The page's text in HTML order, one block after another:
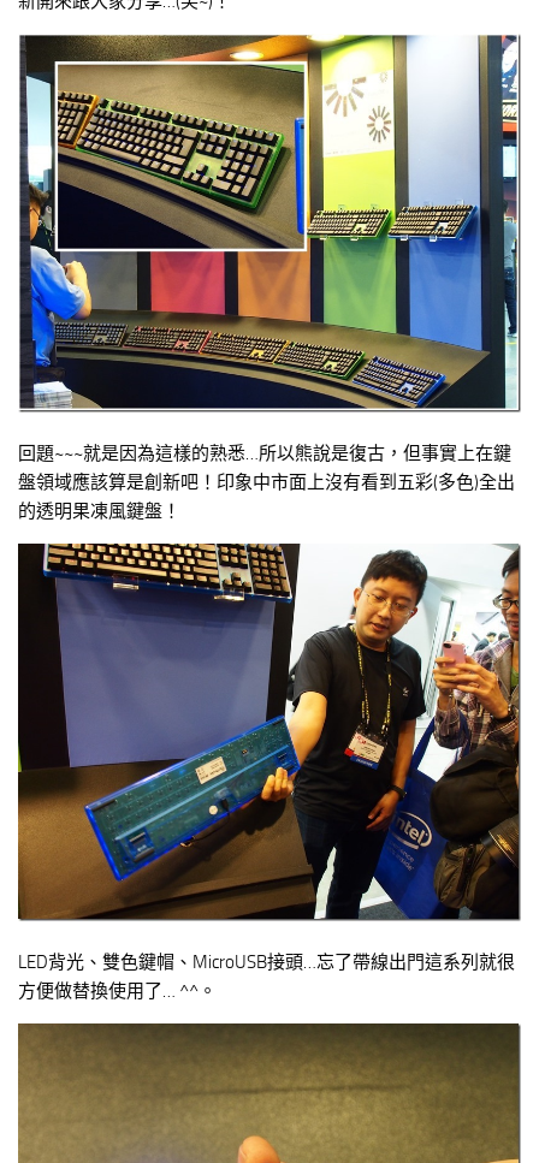
回題~~~就是因為這樣的熟悉…所以熊說是復古，但事實上在鍵
盤領域應該算是創新吧！印象中市面上沒有看到五彩(多色)全出
的透明果凍風鍵盤！
LED背光、雙色鍵帽、MicroUSB接頭…忘了帶線出門這系列就很
方便做替換使用了… ^^。